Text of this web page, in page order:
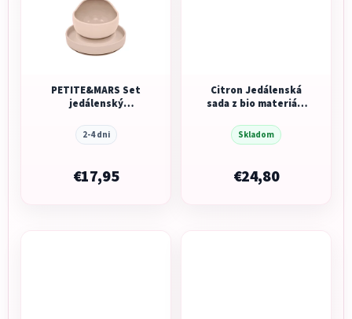
PETITE&MARS Set
jedálenský
TAKE&MATCH 2 ks
tanier + miska
2-4 dni
€17,95
Citron Jedálenská
sada z bio materiálu
Skladom
€24,80